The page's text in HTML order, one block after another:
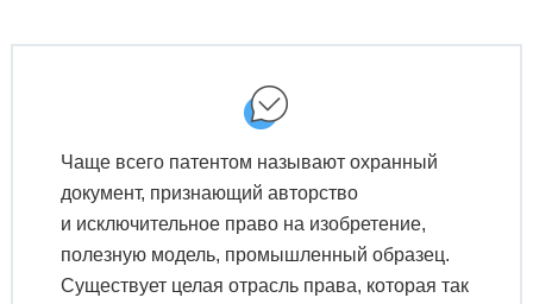
Чаще всего патентом называют охранный
документ, признающий авторство
и исключительное право на изобретение,
полезную модель, промышленный образец.
Существует целая отрасль права, которая так